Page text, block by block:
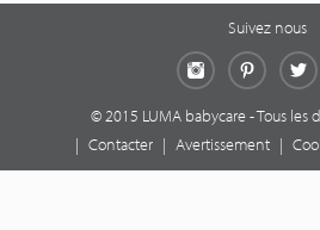
Suivez nous
Pinterest TwitterFacebook
© 2015 LUMA babycare - Tous les
| Contacter | Avertissement |